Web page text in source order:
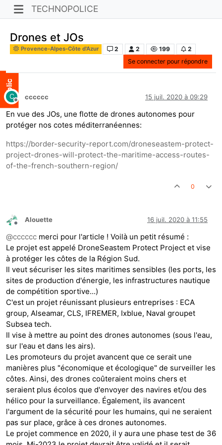
TECHNOPOLICE
Drones et JOs
Provence-Alpes-Côte d'Azur 2 2 199
2
Se connecter pour répondre
C
Hors-ligne
cccccc 15 juil. 2020 à 09:29
En vue des JOs, une flotte de drones autonomes pour
protéger nos cotes méditerranéennes:
https://border-security-report.com/droneseastem-protect-
project-drones-will-protect-the-maritime-access-routes-
of-the-french-southern-region/
0
Hors-ligne
Alouette 16 juil. 2020 à 11:55
@cccccc merci pour l'article ! Voilà un petit résumé :
Le projet est appelé DroneSeastem Protect Project et vise
à protéger les côtes de la Région Sud.
Il veut sécuriser les sites maritimes sensibles (les ports, les
sites de production d'énergie, les infrastructures nautique
de compétition sportive...)
C'est un projet réunissant plusieurs entreprises : ECA
group, Alseamar, CLS, IFREMER, Ixblue, Naval groupet
Subsea tech.
Il vise à mettre au point des drones autonomes (sous l'eau,
sur l'eau et dans les airs).
Les promoteurs du projet avancent que ce serait une
manières plus "économique et écologique" de surveiller les
côtes. Ainsi, des drones coûteraient moins chers et
seraient plus écolos que d'envoyer des navires et/ou des
hélico pour la surveillance. Également, ils avancent
l'argument de la sécurité pour les humains, qui ne seraient
pas sur place, grâce à ces drones autonomes.
Le projet commence en 2020, il y aura une phase test de 36